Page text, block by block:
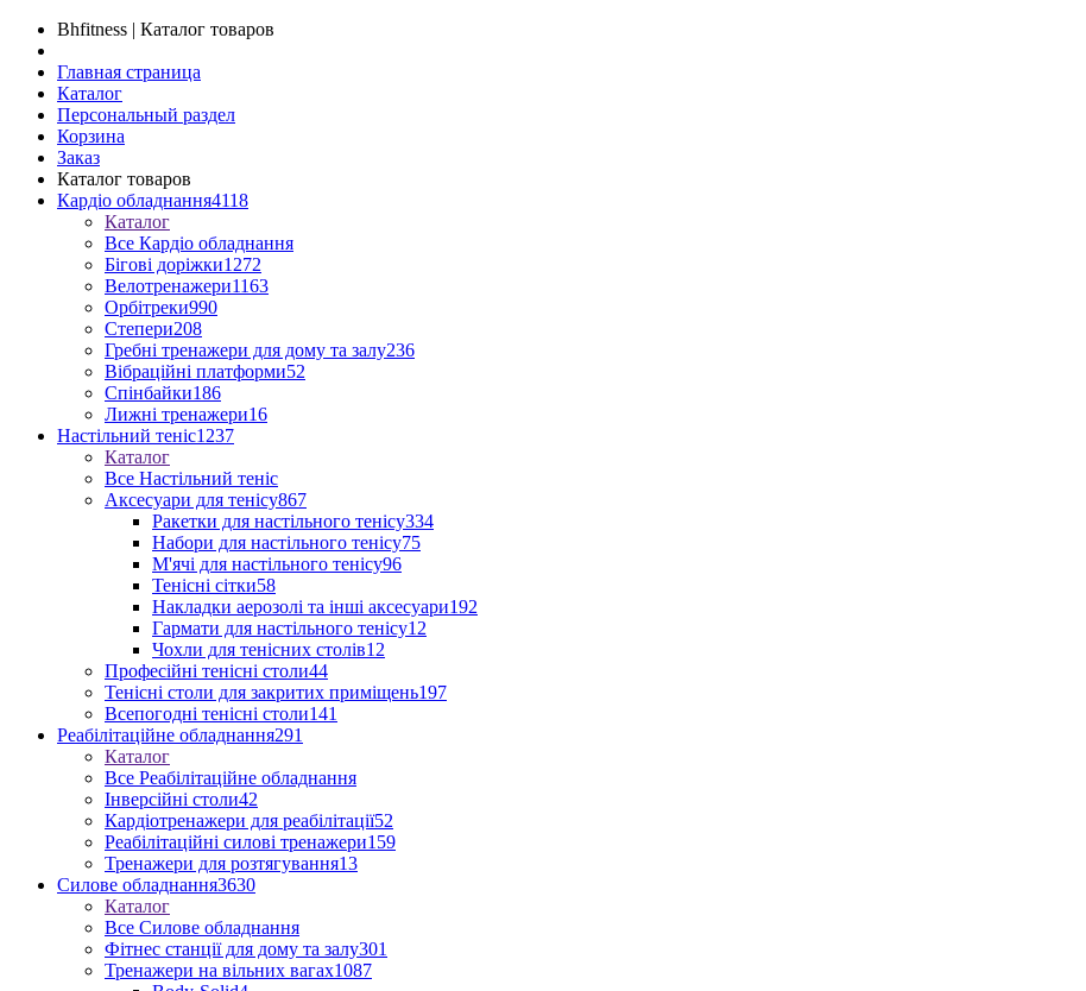
Bhfitness | Каталог товаров
Главная страница
Каталог
Персональный раздел
Корзина
Заказ
Каталог товаров
Кардіо обладнання4118
Каталог
Все Кардіо обладнання
Бігові доріжки1272
Велотренажери1163
Орбітреки990
Степери208
Гребні тренажери для дому та залу236
Вібраційні платформи52
Спінбайки186
Лижні тренажери16
Настільний теніс1237
Каталог
Все Настільний теніс
Аксесуари для тенісу867
Ракетки для настільного тенісу334
Набори для настільного тенісу75
М'ячі для настільного тенісу96
Тенісні сітки58
Накладки аерозолі та інші аксесуари192
Гармати для настільного тенісу12
Чохли для тенісних столів12
Професійні тенісні столи44
Тенісні столи для закритих приміщень197
Всепогодні тенісні столи141
Реабілітаційне обладнання291
Каталог
Все Реабілітаційне обладнання
Інверсійні столи42
Кардіотренажери для реабілітації52
Реабілітаційні силові тренажери159
Тренажери для розтягування13
Силове обладнання3630
Каталог
Все Силове обладнання
Фітнес станції для дому та залу301
Тренажери на вільних вагах1087